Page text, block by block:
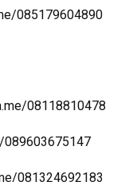
085179604890
08118810478
089603675147
081324692183